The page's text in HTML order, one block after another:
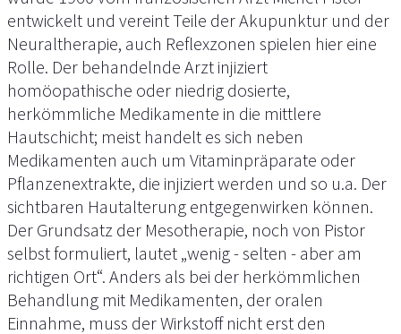
entwickelt und vereint Teile der Akupunktur und der
Neuraltherapie, auch Reflexzonen spielen hier eine
Rolle. Der behandelnde Arzt injiziert
homöopathische oder niedrig dosierte,
herkömmliche Medikamente in die mittlere
Hautschicht; meist handelt es sich neben
Medikamenten auch um Vitaminpräparate oder
Pflanzenextrakte, die injiziert werden und so u.a. Der
sichtbaren Hautalterung entgegenwirken können.
Der Grundsatz der Mesotherapie, noch von Pistor
selbst formuliert, lautet „wenig - selten - aber am
richtigen Ort“. Anders als bei der herkömmlichen
Behandlung mit Medikamenten, der oralen
Einnahme, muss der Wirkstoff nicht erst den